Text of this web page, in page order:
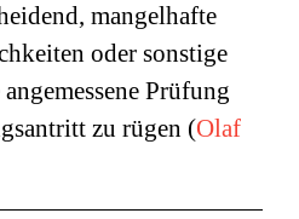
mangelhafte
oder sonstige
Prüfung
zu rügen (Olaf